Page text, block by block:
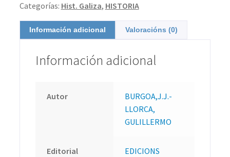
Categorías: Hist. Galiza, HISTORIA
Información adicional Valoracións (0)
Información adicional
Autor
BURGOA,J.J.-
LLORCA,
GULILLERMO
Editorial
EDICIONS